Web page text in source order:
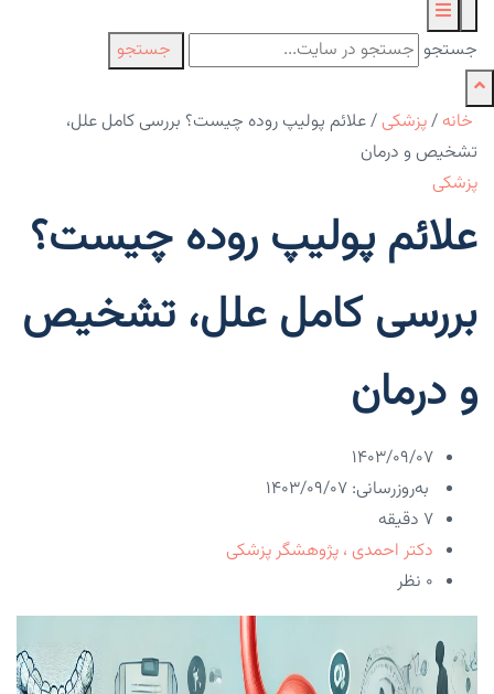
جستجو جستجو
خانه /پزشکی /علائم پولیپ روده چیست؟ بررسی کامل علل،
تشخیص و درمان
پزشکی
علائم پولیپ روده چیست؟
بررسی کامل علل، تشخیص
و درمان
۱۴۰۳/۰۹/۰۷
به‌روزرسانی: ۱۴۰۳/۰۹/۰۷
7 دقیقه
دکتر احمدی ، پژوهشگر پزشکی
۰ نظر